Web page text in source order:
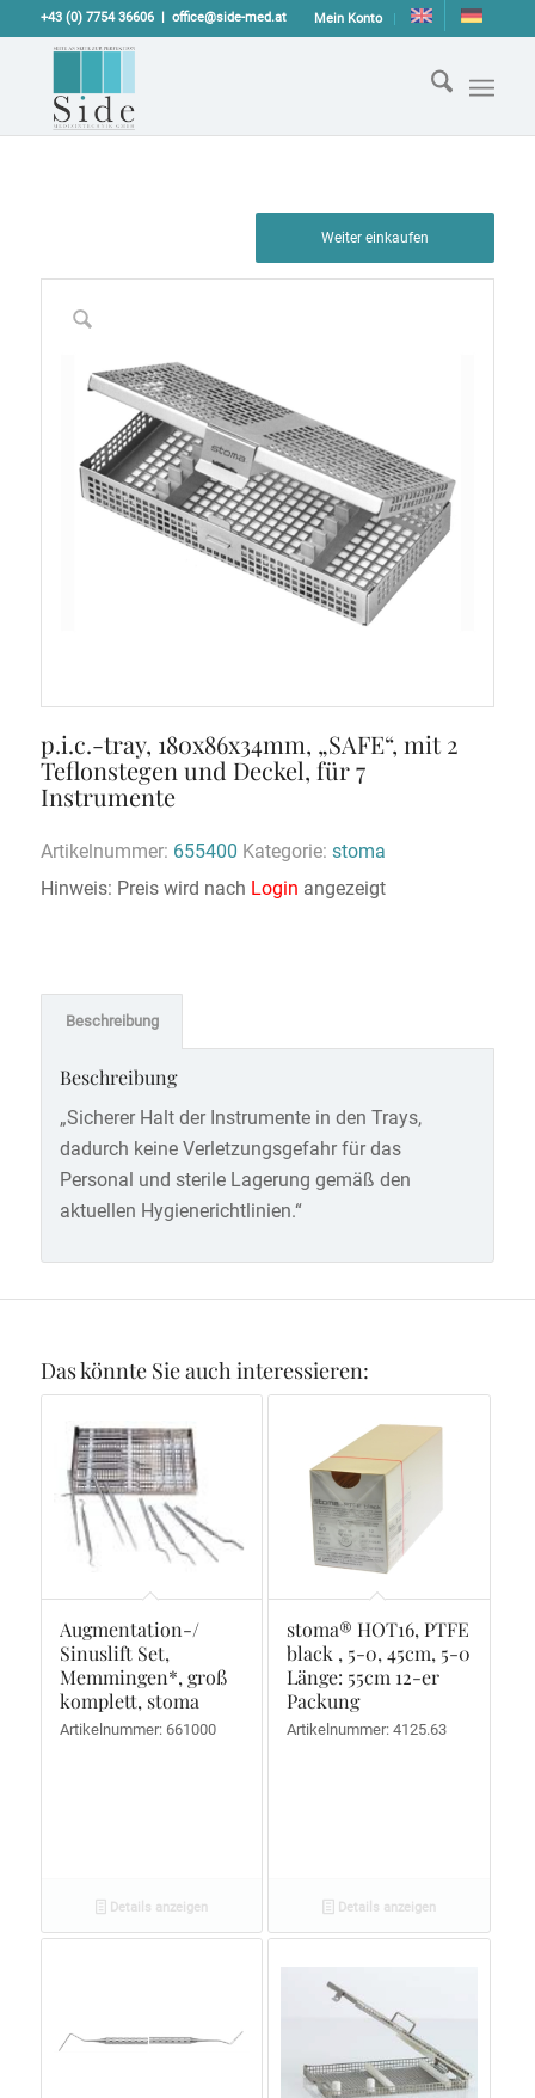
Mein Konto
+43 (0) 7754 36606 office@side-med.at
Weiter einkaufen
p.i.c.-tray, 180x86x34mm, „SAFE“, mit 2
Teflonstegen und Deckel, für 7
Instrumente
Artikelnummer: 655400 Kategorie: stoma
Hinweis: Preis wird nach Login angezeigt
Beschreibung
Beschreibung
„Sicherer Halt der Instrumente in den Trays,
dadurch keine Verletzungsgefahr für das
Personal und sterile Lagerung gemäß den
aktuellen Hygienerichtlinien.“
Das könnte Sie auch interessieren:
Augmentation-/
Sinuslift Set,
Memmingen*, groß
komplett, stoma
Artikelnummer: 661000
Details anzeigen
stoma® HOT16, PTFE
black , 5-0, 45cm, 5-0
Länge: 55cm 12-er
Packung
Artikelnummer: 4125.63
Details anzeigen